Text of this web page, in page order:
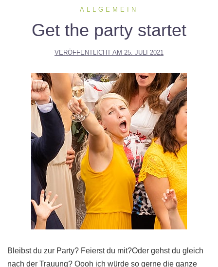
ALLGEMEIN
Get the party startet
VERÖFFENTLICHT AM 25. JULI 2021
Bleibst du zur Party? Feierst du mit?Oder gehst du gleich
nach der Trauung? Oooh ich würde so gerne die ganze